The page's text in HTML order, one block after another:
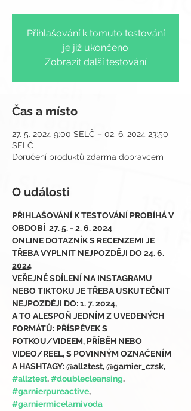
Přihlašování k tomuto testování
je již ukončeno
Zobrazit další testování
Čas a místo
27. 5. 2024 9:00 SELČ – 02. 6. 2024 23:50
SELČ
Doručení produktů zdarma dopravcem
O události
PŘIHLAŠOVÁNÍ K TESTOVÁNÍ PROBÍHÁ V
OBDOBÍ  27. 5. - 2. 6. 2024
ONLINE DOTAZNÍK S RECENZEMI JE
TŘEBA VYPLNIT NEJPOZDĚJI DO 24. 6.
2024
VEŘEJNÉ SDÍLENÍ NA INSTAGRAMU
NEBO TIKTOKU JE TŘEBA USKUTEČNIT
NEJPOZDĚJI DO: 1. 7. 2024,
A TO ALESPOŇ JEDNÍM Z UVEDENÝCH
FORMÁTŮ: PŘÍSPĚVEK S
FOTKOU/VIDEEM, PŘÍBĚH NEBO
VIDEO/REEL, S POVINNÝM OZNAČENÍM
A HASHTAGY: @all2test, @garnier_czsk,
#all2test, #doublecleansing,
#garnierpureactive,
#garniermicelarnivoda